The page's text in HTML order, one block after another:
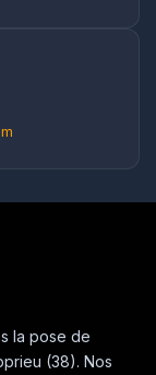
la pose de
(38). Nos